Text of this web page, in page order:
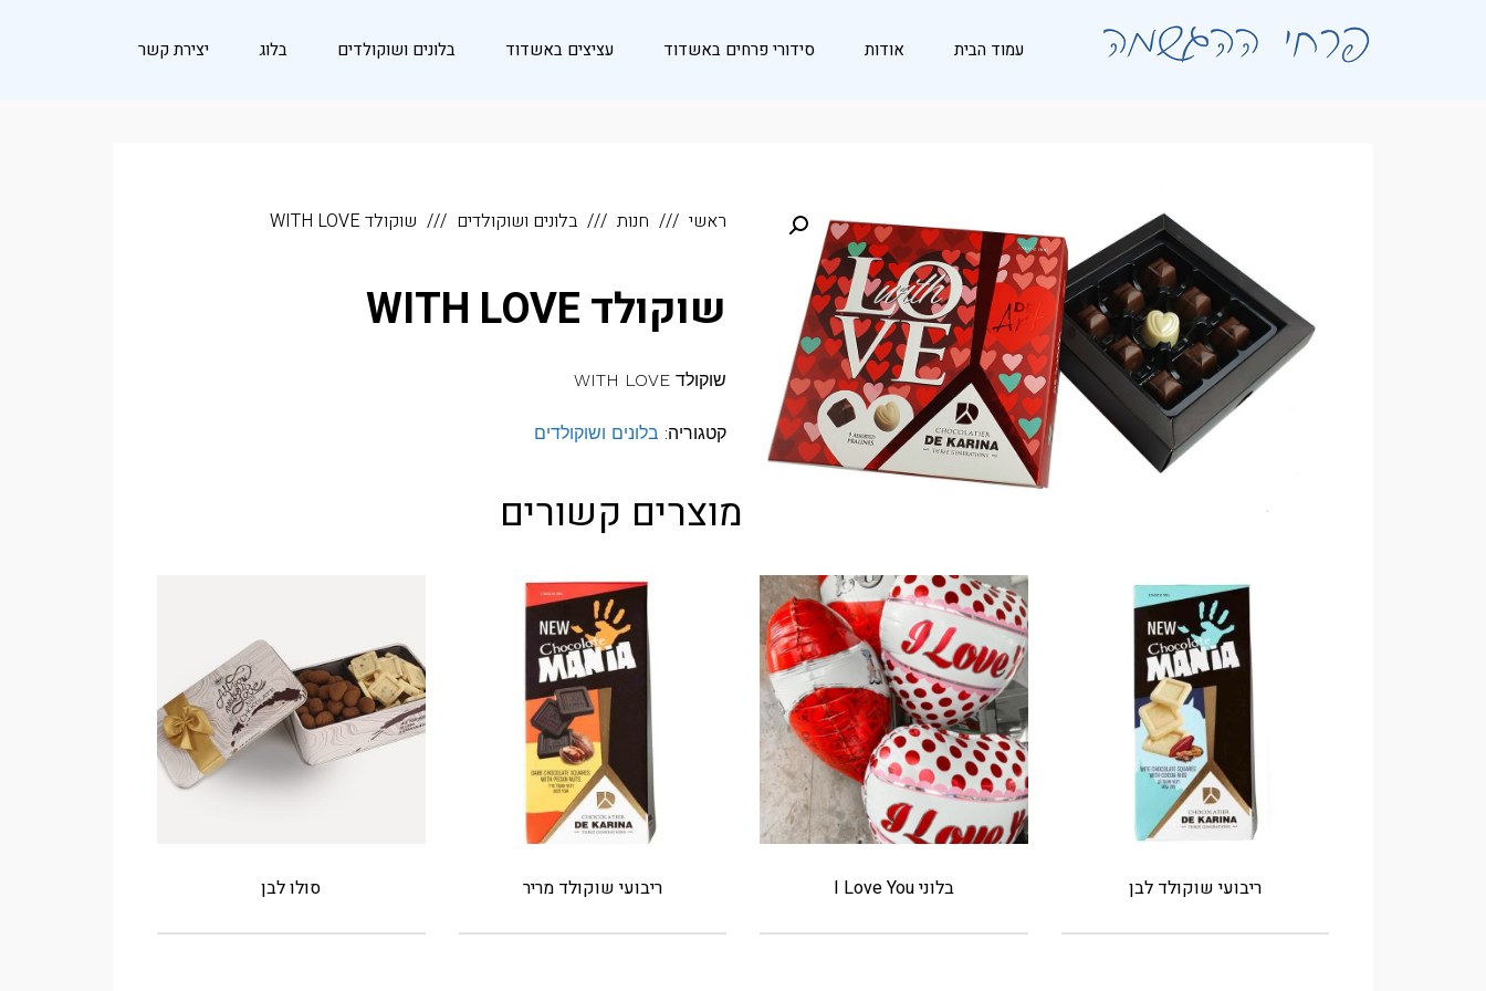
עמוד הבית אודות סידורי פרחים באשדוד עציצים באשדוד בלונים ושוקולדים בלוג יצירת קשר
ראשי חנות בלונים ושוקולדים שוקולד WITH LOVE
שוקולד WITH LOVE
שוקולד WITH LOVE
קטגוריה: בלונים ושוקולדים
מוצרים קשורים
ריבועי שוקולד לבן בלוני I Love You ריבועי שוקולד מריר סולו לבן